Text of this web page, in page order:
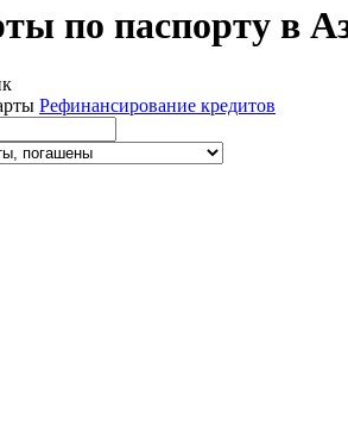
по паспорту в
Рефинансирование кредитов